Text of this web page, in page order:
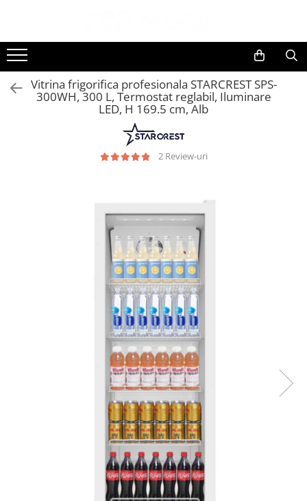
Toate Produsele
Black Friday
Electrocasnice Mari
Frigidere cu doua usi
Cuptoare cu microunde
Cuptoare cu microunde
Aparate frigorifice incorporabile
Cuptoare cu microunde
Vitrina frigorifica profesionala STARCREST SPS-
300WH, 300 L, Termostat reglabil, Iluminare
LED, H 169.5 cm, Alb
2 Review-uri